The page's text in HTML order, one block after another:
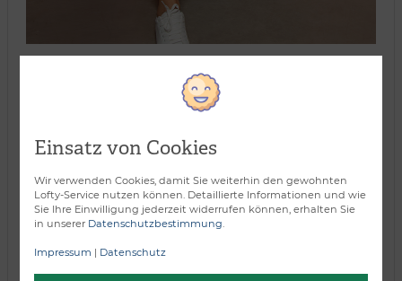
Verarbeitungsart:
Einsatz von Cookies
Wir verwenden Cookies, damit Sie weiterhin den gewohnten
Lofty-Service nutzen können. Detaillierte Informationen und wie
Sie Ihre Einwilligung jederzeit widerrufen können, erhalten Sie
in unserer Datenschutzbestimmung.
Impressum | Datenschutz